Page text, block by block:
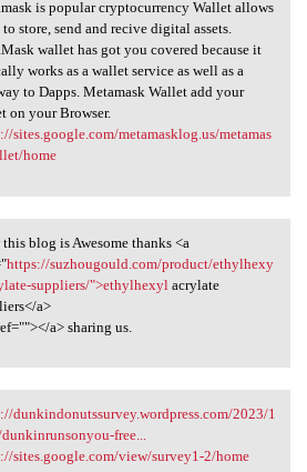
is popular
is popular cryptocurrency Wallet allows
to store, send and recive digital assets.
wallet has got you covered because it
works as a wallet service as well as a
to Dapps. Metamask Wallet add your
on your Browser.
sites.google.com/metamasklog.us/metamas
home
blog is Awesome
this blog is Awesome thanks <a
https://suzhougould.com/product/ethylhexy
suppliers/">ethylhexyl acrylate
a>
a> sharing us.
dunkindonutssurvey
dunkindonutssurvey.wordpress.com/2023/1
free...
sites.google.com/view/survey1-2/home